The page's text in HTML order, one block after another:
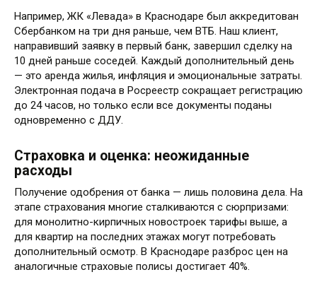
Например, ЖК «Левада» в Краснодаре был аккредитован
Сбербанком на три дня раньше, чем ВТБ. Наш клиент,
направивший заявку в первый банк, завершил сделку на
10 дней раньше соседей. Каждый дополнительный день
— это аренда жилья, инфляция и эмоциональные затраты.
Электронная подача в Росреестр сокращает регистрацию
до 24 часов, но только если все документы поданы
одновременно с ДДУ.
Страховка и оценка: неожиданные
расходы
Получение одобрения от банка — лишь половина дела. На
этапе страхования многие сталкиваются с сюрпризами:
для монолитно-кирпичных новостроек тарифы выше, а
для квартир на последних этажах могут потребовать
дополнительный осмотр. В Краснодаре разброс цен на
аналогичные страховые полисы достигает 40%.